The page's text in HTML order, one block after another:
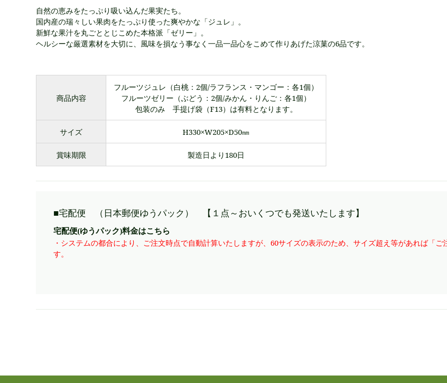
自然の恵みをたっぷり吸い込んだ果実たち。
国内産の瑞々しい果肉をたっぷり使った爽やかな「ジュレ」。
新鮮な果汁を丸ごととじこめた本格派「ゼリー」。
ヘルシーな厳選素材を大切に、風味を損なう事なく一品一品心をこめて作りあげた涼菓の6品です。
商品内容
フルーツジュレ（白桃：2個/ラフランス・マンゴー：各1個）
フルーツゼリー（ぶどう：2個/みかん・りんご：各1個）
包装のみ 手提げ袋（F13）は有料となります。
サイズ H330×W205×D50㎜
賞味期限 製造日より180日
■宅配便 （日本郵便ゆうパック） 【１点～おいくつでも発送いたします】
宅配便(ゆうパック)料金はこちら
・システムの都合により、ご注文時点で自動計算いたしますが、60サイズの表示のため、サイズ超え等があれば「
す。